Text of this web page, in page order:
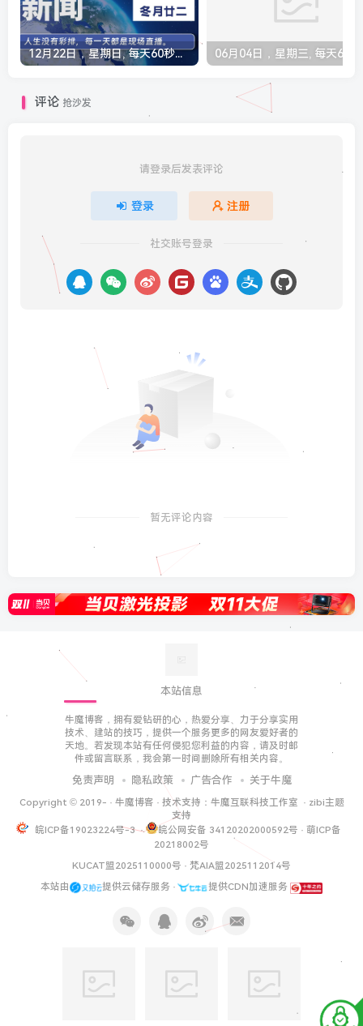
12月22日，星期日, 每天60秒读懂全世界！
评论 抢沙发
请登录后发表评论
登录 注册
社交账号登录
暂无评论内容
本站信息
牛魔博客，拥有爱钻研的心，热爱分享、力于分享实用
技术、建站的技巧，提供一个服务更多的网友爱好者的
天地。若发现本站有任何侵犯您利益的内容，请及时邮
件或留言联系，我会第一时间删除所有相关内容。
免责声明 隐私政策 广告合作 关于牛魔
Copyright © 2019- · 牛魔博客 · 技术支持： 牛魔互联科技工作室 · zibi主题
支持
皖ICP备19023224号-3· 皖公网安备 34120202000592号 · 萌ICP备
20218002号
KUCAT盟2025110000号 · 梵AIA盟2025112014号
本站由
提供云储存服务 · 提供CDN加速服务